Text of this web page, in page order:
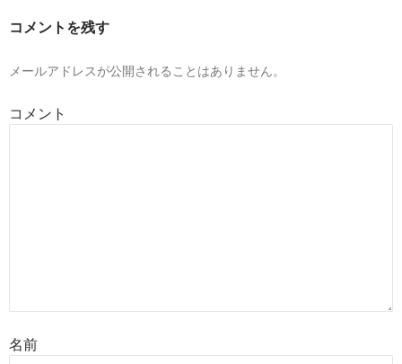
コメントを残す
メールアドレスが公開されることはありません。
コメント
名前